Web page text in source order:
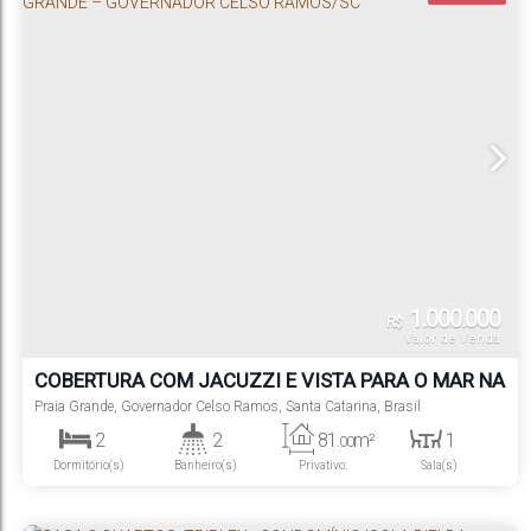
R$ 1.000.000
Valor de Venda
COBERTURA COM JACUZZI E VISTA PARA O MAR NA
PRAIA GRANDE – GOVERNADOR CELSO RAMOS/SC
Praia Grande, Governador Celso Ramos, Santa Catarina, Brasil
2
Dormitório(s)
2
Banheiro(s) Privativo:
81 .00m² 1
Sala(s)